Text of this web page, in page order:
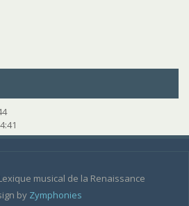
musical de la Renaissance
by Zymphonies